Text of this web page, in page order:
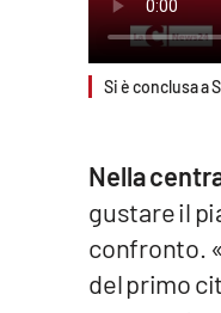
Buona Sanità Calabria
Calabriavisione
Destinazioni
Si è conclusa a
Nella
gustare il
confronto.
del primo